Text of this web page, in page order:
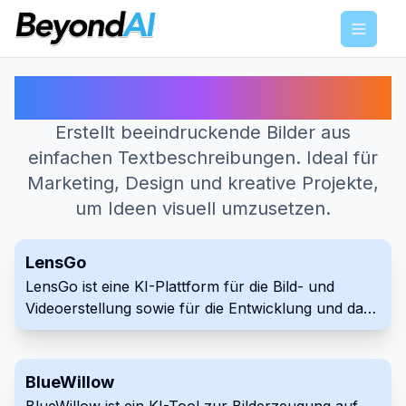
Menu
Erstellt beeindruckende Bilder aus
einfachen Textbeschreibungen. Ideal für
Marketing, Design und kreative Projekte,
um Ideen visuell umzusetzen.
LensGo
LensGo ist eine KI-Plattform für die Bild- und
Videoerstellung sowie für die Entwicklung und das
Training benutzerdefinierter Modelle. Dieses All-in-
erstellen, Videos zu animieren und die KI-
BlueWillow